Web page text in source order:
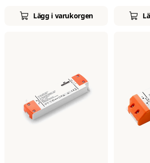
Lägg i varukorgen